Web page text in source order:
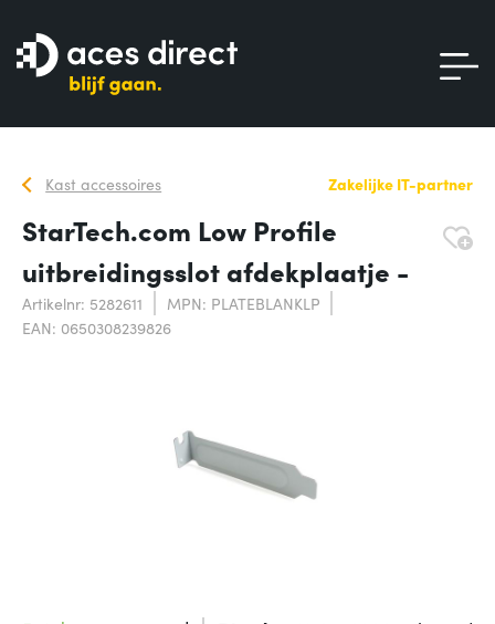
Kast accessoires Zakelijke IT-partner
StarTech.com Low Profile
uitbreidingsslot afdekplaatje -
Artikelnr: 5282611
MPN: PLATEBLANKLP
EAN: 0650308239826